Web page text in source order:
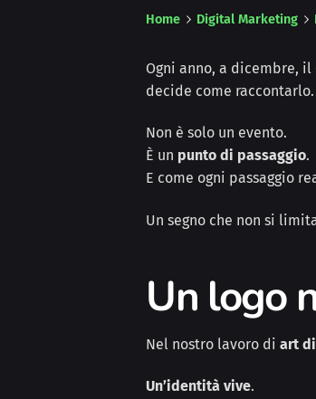
Home Digital Marketing
Ogni anno, a dicembre, il
decide come raccontarlo.
Non è solo un evento.
È un punto di passaggio.
E come ogni passaggio
Un segno che non si
Un logo
Nel nostro lavoro diart
Un’identità vive.